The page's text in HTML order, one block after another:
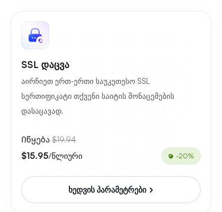
SSL დაცვა
აირჩიეთ ერთ-ერთი საუკეთესო SSL
სერთიფიკატი თქვენი საიტის მონაცემების
დასაცავად.
Იწყება $19.94
$15.95/წლიური -20%
ხედვის პარამეტრები